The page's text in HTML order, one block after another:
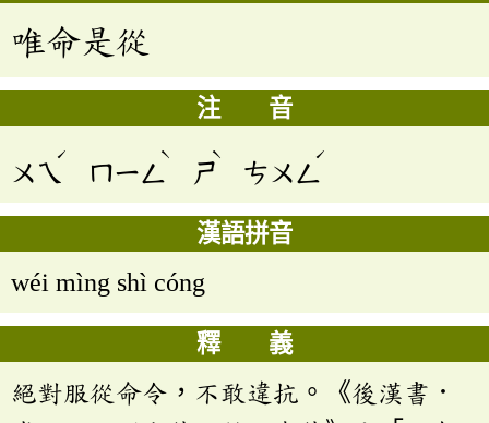
唯命是從
注 音
ㄨㄟ
ˊ
ㄇㄧㄥ
ˋ
ㄕ
ˋ
ㄘㄨㄥ
ˊ
漢語拼音
wéi mìng shì cóng
釋 義
絕對服從命令，不敢違抗。《後漢書．